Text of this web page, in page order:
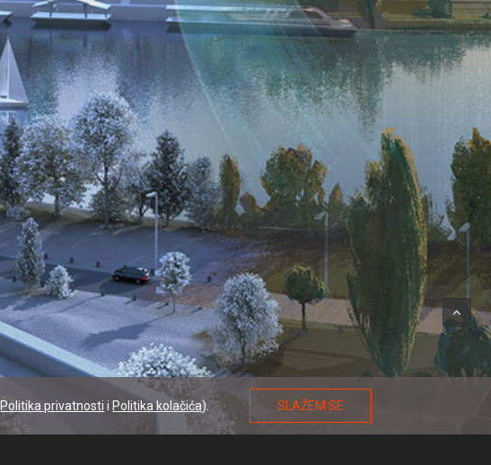
Politika privatnosti i Politika kolačića). SLAŽEM SE